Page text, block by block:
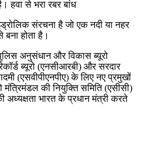
हवा से भरा रबर बांध
संरचना है जो एक नदी या नहर
होता है।
अनुसंधान और विकास ब्यूरो
ब्यूरो (एनसीआरबी) और सरदार
(एसवीपीएनपीए) के लिए नए प्रमुखों
की नियुक्ति समिति (एसीसी)
अध्यक्षता भारत के प्रधान मंत्री करते